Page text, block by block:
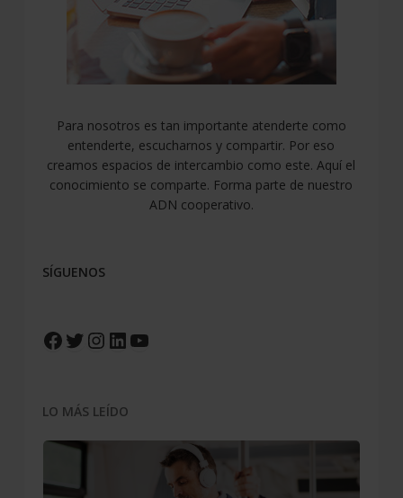
Para nosotros es tan importante atenderte como
entenderte, escucharnos y compartir. Por eso
creamos espacios de intercambio como este. Aquí el
conocimiento se comparte. Forma parte de nuestro
ADN cooperativo.
SÍGUENOS
Facebook
Twitter
Instagram
LinkedIn
YouTube
LO MÁS LEÍDO